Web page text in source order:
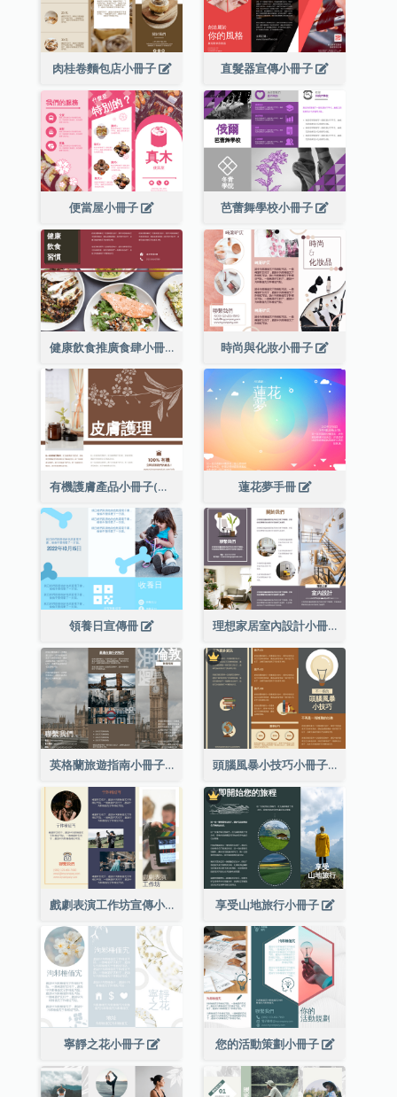
肉桂卷麵包店小冊子 直髮器宣傳小冊子
便當屋小冊子 芭蕾舞學校小冊子
健康飲食推廣食肆小冊子 時尚與化妝小冊子
有機護膚產品小冊子(附詳細信息) 蓮花夢手冊
領養日宣傳冊 理想家居室內設計小冊子
英格蘭旅遊指南小冊子 頭腦風暴小技巧小冊子
戲劇表演工作坊宣傳小冊子 享受山地旅行小冊子
寧靜之花小冊子 您的活動策劃小冊子